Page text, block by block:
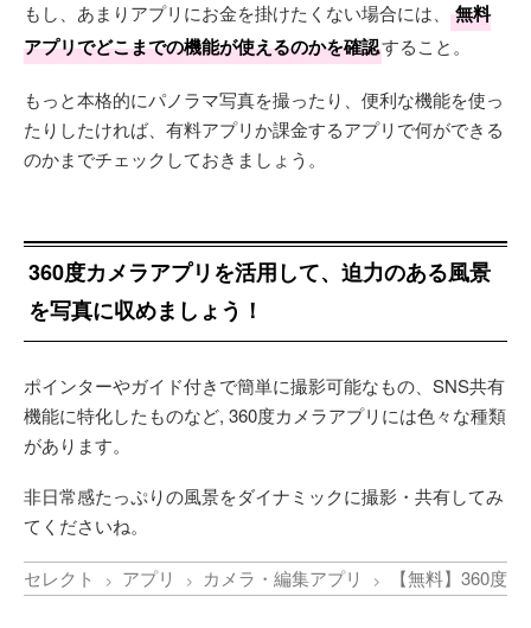
もし、あまりアプリにお金を掛けたくない場合には、
無料
アプリでどこまでの機能が使えるのかを確認すること。
もっと本格的にパノラマ写真を撮ったり、便利な機能を使っ
たりしたければ、有料アプリか課金するアプリで何ができる
のかまでチェックしておきましょう。
360度カメラアプリを活用して、迫力のある風景
を写真に収めましょう！
ポインターやガイド付きで簡単に撮影可能なもの、SNS共有
機能に特化したものなど, 360度カメラアプリには色々な種類
があります。
非日常感たっぷりの風景をダイナミックに撮影・共有してみ
てくださいね。
セレクト アプリ カメラ・編集アプリ 【無料】360度